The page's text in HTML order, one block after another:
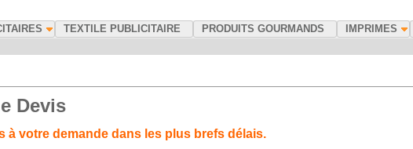
TEXTILE PUBLICITAIRE PRODUITS GOURMANDS IMPRIMES
Devis
à votre demande dans les plus brefs délais.